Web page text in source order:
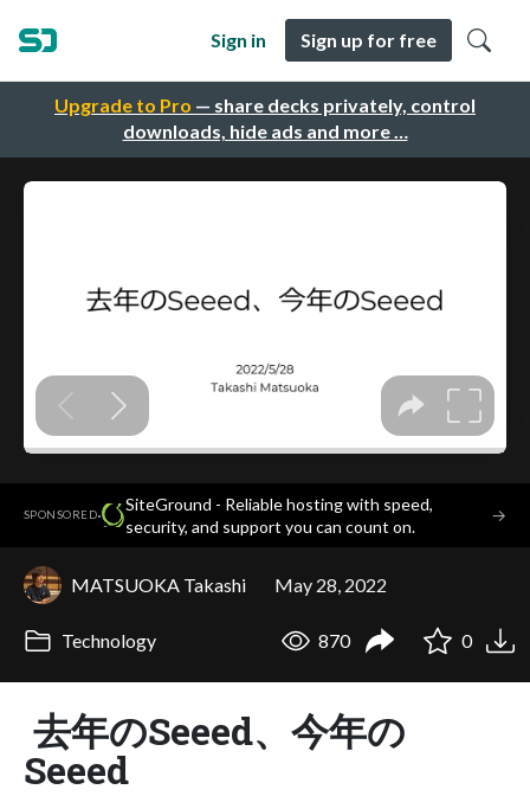
Upgrade to Pro — share decks privately, control
downloads, hide ads and more …
Sign in Sign up for free
SPONSORED·
SiteGround - Reliable hosting with speed,
security, and support you can count on.
→
MATSUOKA Takashi May 28, 2022
Technology 870 0
去年のSeeed、今年の
Seeed